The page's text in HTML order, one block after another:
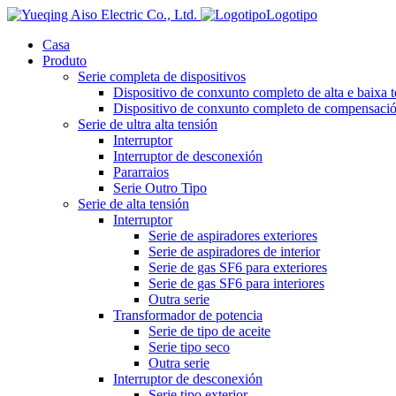
Logotipo
Casa
Produto
Serie completa de dispositivos
Dispositivo de conxunto completo de alta e baixa
Dispositivo de conxunto completo de
Serie de ultra alta tensión
Interruptor
Interruptor de desconexión
Pararraios
Serie Outro Tipo
Serie de alta tensión
Interruptor
Serie de aspiradores exteriores
Serie de aspiradores de interior
Serie de gas SF6 para exteriores
Serie de gas SF6 para interiores
Outra serie
Transformador de potencia
Serie de tipo de aceite
Serie tipo seco
Outra serie
Interruptor de desconexión